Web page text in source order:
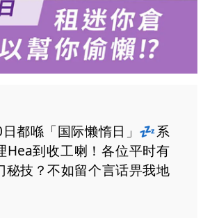
都喺「国际懒惰日」💤系
Hea到收工喇！各位平时有
秘技？不如留个言话畀我地